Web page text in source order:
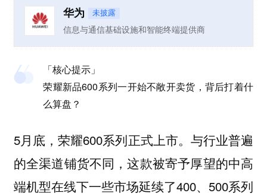
华为 未披露
信息与通信基础设施和智能终端提供商
「核心提示」
荣耀新品600系列一开始不敞开卖货，背后打着什
么算盘？
5月底，荣耀600系列正式上市。与行业普遍
的全渠道铺货不同，这款被寄予厚望的中高
端机型在线下一些市场延续了400、500系列